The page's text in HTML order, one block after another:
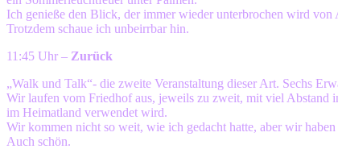
Ich genieße den Blick, der immer wieder unterbrochen wird von
Trotzdem schaue ich unbeirrbar hin.
11:45 Uhr – Zurück
„Walk und Talk“- die zweite Veranstaltung dieser Art. Sechs
Wir laufen vom Friedhof aus, jeweils zu zweit, mit viel Abstand
im Heimatland verwendet wird.
Wir kommen nicht so weit, wie ich gedacht hatte, aber wir
Auch schön.